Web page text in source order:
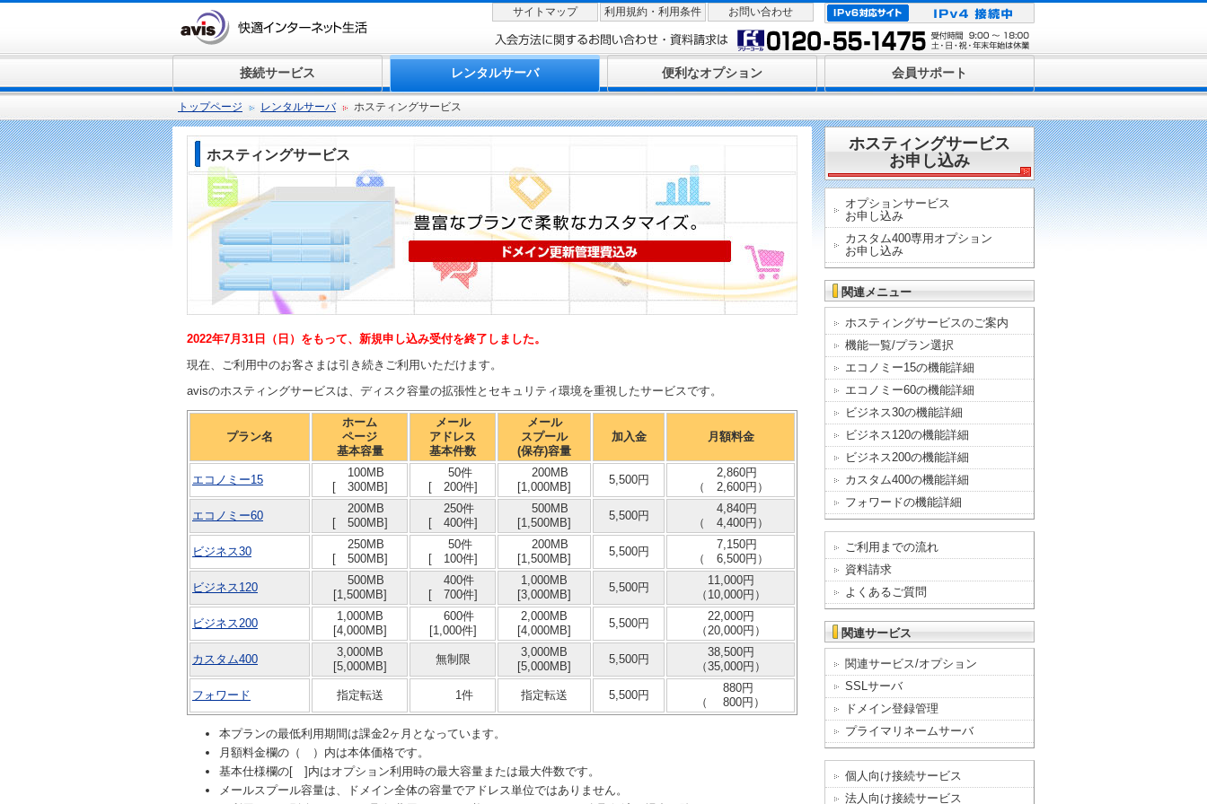
サイトマップ 利用規約・利用条件 お問い合わせ
接続サービス レンタルサーバ 便利なオプション 会員サポート
トップページ レンタルサーバ ホスティングサービス
ホスティングサービス
2022年7月31日（日）をもって、新規申し込み受付を終了しました。
現在、ご利用中のお客さまは引き続きご利用いただけます。
avisのホスティングサービスは、ディスク容量の拡張性とセキュリティ環境を重視したサービスです。
プラン名
ホーム
ページ
基本容量
メール
アドレス
基本件数
メール
スプール
(保存)容量
加入金 月額料金
エコノミー15
100MB
[ 300MB]
50件
[ 200件]
200MB
[1,000MB]
5,500円
2,860円
（ 2,600円）
エコノミー60
200MB
[ 500MB]
250件
[ 400件]
500MB
[1,500MB]
5,500円
4,840円
（ 4,400円）
ビジネス30
250MB
[ 500MB]
50件
[ 100件]
200MB
[1,500MB]
5,500円
7,150円
（ 6,500円）
ビジネス120
500MB
[1,500MB]
400件
[ 700件]
1,000MB
[3,000MB]
5,500円
11,000円
（10,000円）
ビジネス200
1,000MB
[4,000MB]
600件
[1,000件]
2,000MB
[4,000MB]
5,500円
22,000円
（20,000円）
カスタム400
3,000MB
[5,000MB]
無制限
3,000MB
[5,000MB]
5,500円
38,500円
（35,000円）
フォワード 指定転送 1件 指定転送 5,500円
880円
（ 800円）
本プランの最低利用期間は課金2ヶ月となっています。
月額料金欄の（ ）内は本体価格です。
基本仕様欄の[ ]内はオプション利用時の最大容量または最大件数です。
メールスプール容量は、ドメイン全体の容量でアドレス単位ではありません。
ホスティングサービス
お申し込み
オプションサービス
お申し込み
カスタム400専用オプション
お申し込み
関連メニュー
ホスティングサービスのご案内
機能一覧/プラン選択
エコノミー15の機能詳細
エコノミー60の機能詳細
ビジネス30の機能詳細
ビジネス120の機能詳細
ビジネス200の機能詳細
カスタム400の機能詳細
フォワードの機能詳細
ご利用までの流れ
資料請求
よくあるご質問
関連サービス
関連サービス/オプション
SSLサーバ
ドメイン登録管理
プライマリネームサーバ
個人向け接続サービス
法人向け接続サービス